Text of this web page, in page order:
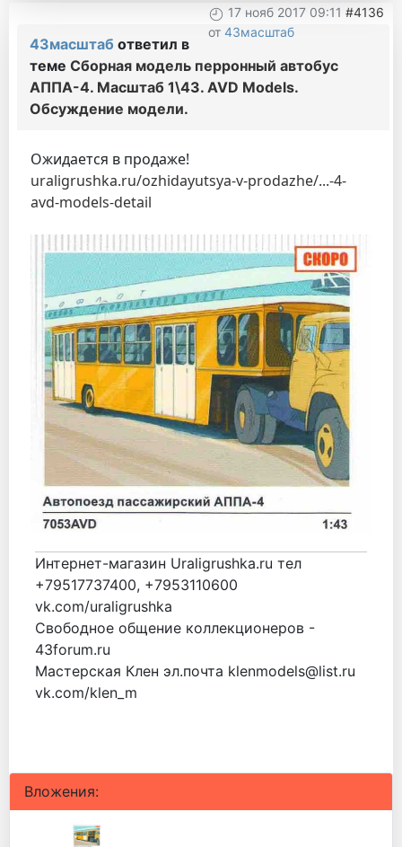
17 нояб 2017 09:11 #4136
от 43масштаб
43масштаб ответил в
теме Сборная модель перронный автобус
АППА-4. Масштаб 1\43. AVD Models.
Обсуждение модели.
Ожидается в продаже!
uraligrushka.ru/ozhidayutsya-v-prodazhe/...-4-
avd-models-detail
Интернет-магазин Uraligrushka.ru тел
+79517737400, +7953110600
vk.com/uraligrushka
Свободное общение коллекционеров -
43forum.ru
Мастерская Клен эл.почта klenmodels@list.ru
vk.com/klen_m
Вложения: